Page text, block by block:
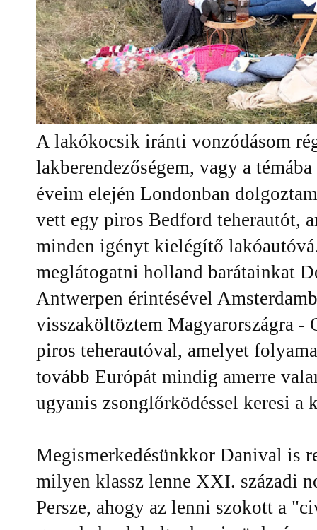
A lakókocsik iránti vonzódásom
lakberendezőségem, vagy a
éveim elején Londonban
vett egy piros Bedford teherautót,
minden igényt kielégítő
meglátogatni holland barátainkat
Antwerpen érintésével
visszaköltöztem Magyarországra
piros teherautóval, amelyet
tovább Európát mindig amerre
ugyanis zsonglőrködéssel keresi a
Megismerkedésünkkor Danival is
milyen klassz lenne XXI. századi
Persze, ahogy az lenni szokott a